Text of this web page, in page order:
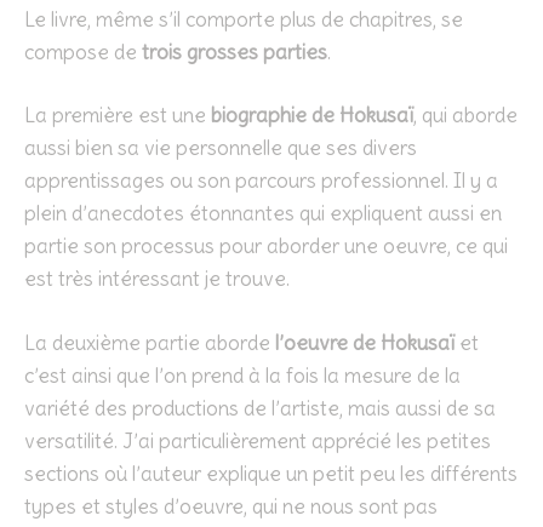
Le livre, même s’il comporte plus de chapitres, se
compose de trois grosses parties.
La première est une biographie de Hokusaï, qui aborde
aussi bien sa vie personnelle que ses divers
apprentissages ou son parcours professionnel. Il y a
plein d’anecdotes étonnantes qui expliquent aussi en
partie son processus pour aborder une oeuvre, ce qui
est très intéressant je trouve.
La deuxième partie aborde l’oeuvre de Hokusaïet
c’est ainsi que l’on prend à la fois la mesure de la
variété des productions de l’artiste, mais aussi de sa
versatilité. J’ai particulièrement apprécié les petites
sections où l’auteur explique un petit peu les différents
types et styles d’oeuvre, qui ne nous sont pas